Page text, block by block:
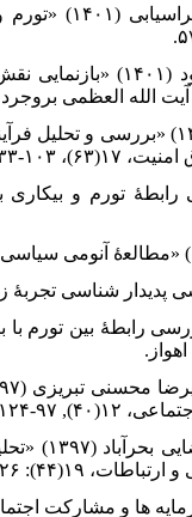
۶.
۷. حیدریان بروجنی،
آیت الله العظمی
۸. حسین زاده، محمدصالح
(۱۳۸۹) «بررسی رابطۀ
اولاد، زهرا (۱۳۸۷)« بررسی
۹۷-۱۲۴.
۱۴.
۱۹(۴۴): ۲۶-۱.